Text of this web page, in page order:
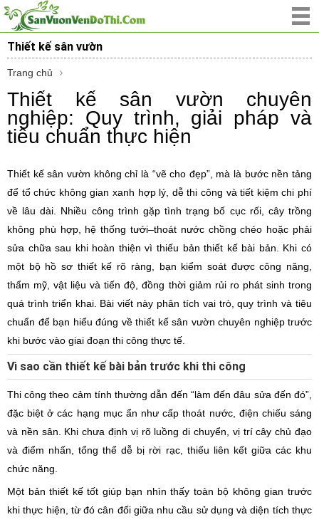
Thiết kế sân vườn
Trang chủ
Thiết kế sân vườn chuyên
nghiệp: Quy trình, giải pháp và
tiêu chuẩn thực hiện
Thiết kế sân vườn không chỉ là “vẽ cho đẹp”, mà là bước nền tảng
để tổ chức không gian xanh hợp lý, dễ thi công và tiết kiệm chi phí
về lâu dài. Nhiều công trình gặp tình trạng bố cục rối, cây trồng
không phù hợp, hệ thống tưới–thoát nước chồng chéo hoặc phải
sửa chữa sau khi hoàn thiện vì thiếu bản thiết kế bài bản. Khi có
một bộ hồ sơ thiết kế rõ ràng, bạn kiểm soát được công năng,
thẩm mỹ, vật liệu và tiến độ, đồng thời giảm rủi ro phát sinh trong
quá trình triển khai. Bài viết này phân tích vai trò, quy trình và tiêu
chuẩn để bạn hiểu đúng về thiết kế sân vườn chuyên nghiệp trước
khi bước vào giai đoạn thi công thực tế.
Vì sao cần thiết kế bài bản trước khi thi công
Thi công theo cảm tính thường dẫn đến “làm đến đâu sửa đến đó”,
đặc biệt ở các hạng mục ẩn như cấp thoát nước, điện chiếu sáng
và nền sân. Khi chưa định vị rõ luồng di chuyển, vị trí cây chủ đạo
và điểm nhấn, tổng thể dễ bị rời rạc, thiếu liên kết giữa các khu
chức năng.
Một bản thiết kế tốt giúp bạn nhìn thấy toàn bộ không gian trước
khi thực hiện, từ đó cân đối giữa nhu cầu sử dụng và diện tích thực